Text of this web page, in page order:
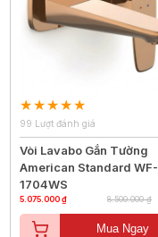
99 Lượt đánh giá
Vòi Lavabo Gắn Tường
American Standard WF-
1704WS
5.075.000 ₫ 8.500.000 ₫
Mua Ngay